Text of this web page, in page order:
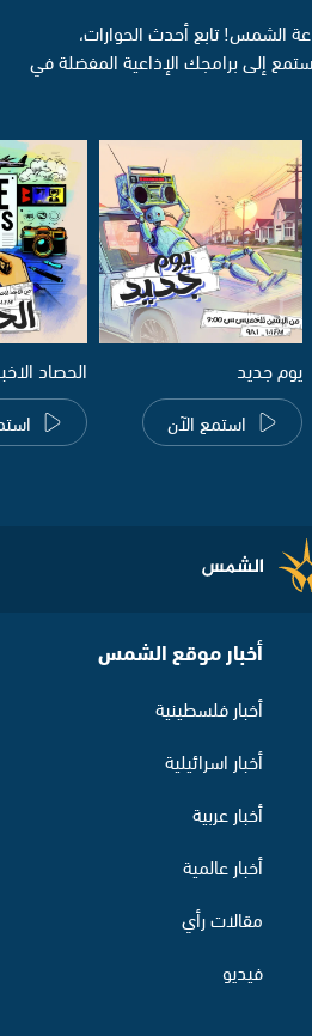
الشمس! تابع أحدث الحوارات،
إلى برامجك الإذاعية المفضلة في
يوم جديد
استمع الآن
الحصاد
أخبار موقع الشمس
أخبار فلسطينية
أخبار اسرائيلية
أخبار عربية
أخبار عالمية
مقالات رأي
فيديو